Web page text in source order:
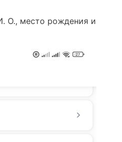
О., место рождения и